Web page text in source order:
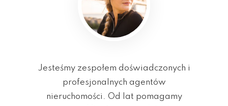
Jesteśmy zespołem doświadczonych i
profesjonalnych agentów
nieruchomości. Od lat pomagamy